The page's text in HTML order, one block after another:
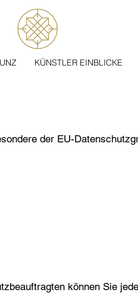
KÜNSTLER EINBLICKE
der EU-
können Sie